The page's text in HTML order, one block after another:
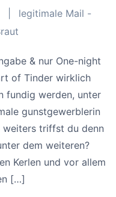
legitimale Mail -
& nur One-night
of Tinder wirklich
fundig werden, unter
gunstgewerblerin
weiters triffst du denn
dem weiteren?
Kerlen und vor allem
[…]